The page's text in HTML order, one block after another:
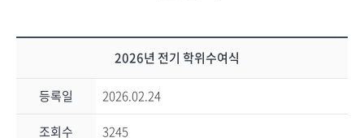
2026년 전기 학위수여식
등록일
2026.02.24
조회수
3245